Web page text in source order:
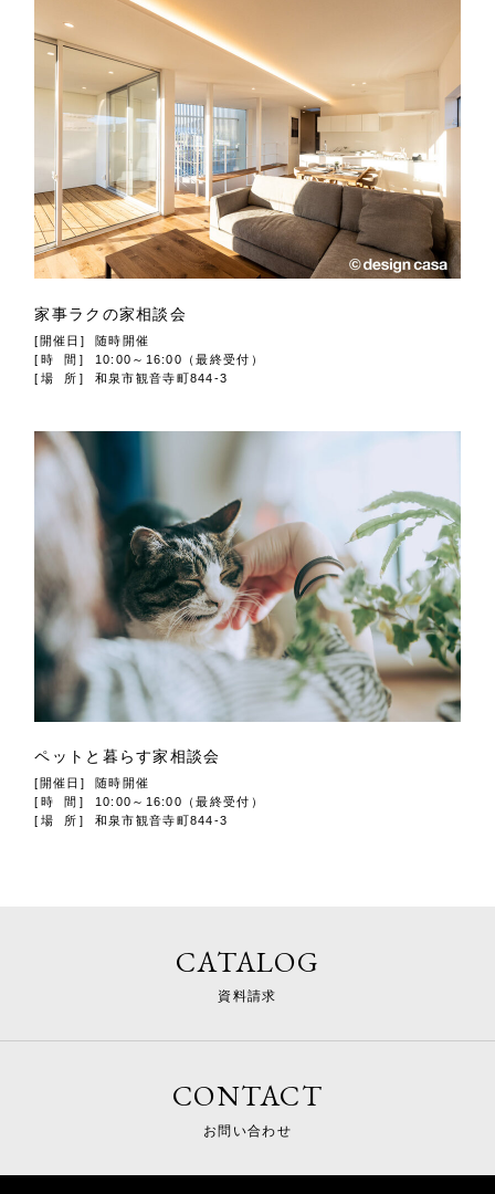
家事ラクの家相談会
[開催日]
随時開催
[時 間]
10:00～16:00（最終受付）
[場 所]
和泉市観音寺町844-3
ペットと暮らす家相談会
[開催日]
随時開催
[時 間]
10:00～16:00（最終受付）
[場 所]
和泉市観音寺町844-3
CATALOG
資料請求
CONTACT
お問い合わせ